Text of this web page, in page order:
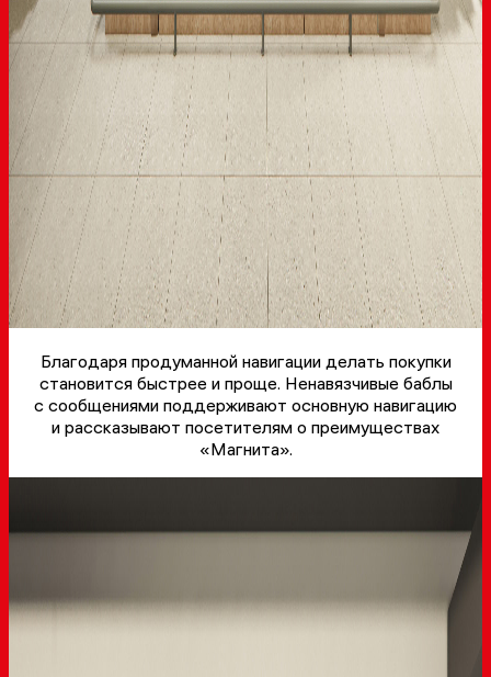
Благодаря продуманной навигации делать покупки
становится быстрее и проще. Ненавязчивые баблы
с сообщениями поддерживают основную навигацию
и рассказывают посетителям о преимуществах
«Магнита».